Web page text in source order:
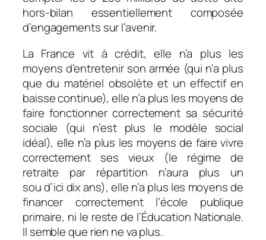
hors-bilan essentiellement composée
d’engagements sur l’avenir.
La France vit à crédit, elle n’a plus les
moyens d’entretenir son armée (qui n’a plus
que du matériel obsolète et un effectif en
baisse continue), elle n’a plus les moyens de
faire fonctionner correctement sa sécurité
sociale (qui n’est plus le modèle social
idéal), elle n’a plus les moyens de faire vivre
correctement ses vieux (le régime de
retraite par répartition n’aura plus un
sou d’ici dix ans), elle n’a plus les moyens de
financer correctement l’école publique
primaire, ni le reste de l’Éducation Nationale.
Il semble que rien ne va plus.